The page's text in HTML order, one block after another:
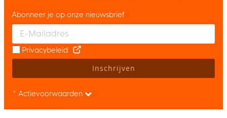
Enter your email and accept the privacy policy to subscribe to
Abonneer je op onze nieuwsbrief
Privacybeleid
Inschrijven
* Actievoorwaarden